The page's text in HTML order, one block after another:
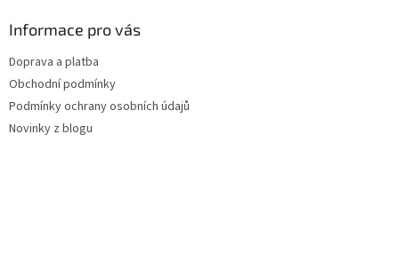
Informace pro vás
Doprava a platba
Obchodní podmínky
Podmínky ochrany osobních údajů
Novinky z blogu